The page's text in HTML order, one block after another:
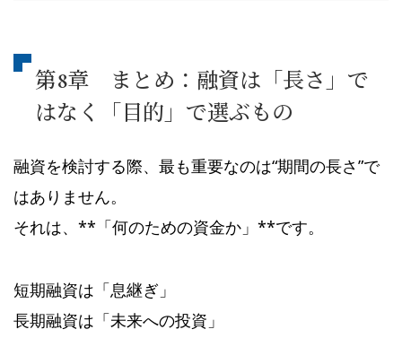
第8章 まとめ：融資は「長さ」で
はなく「目的」で選ぶもの
融資を検討する際、最も重要なのは“期間の長さ”で
はありません。
それは、**「何のための資金か」**です。
短期融資は「息継ぎ」
長期融資は「未来への投資」